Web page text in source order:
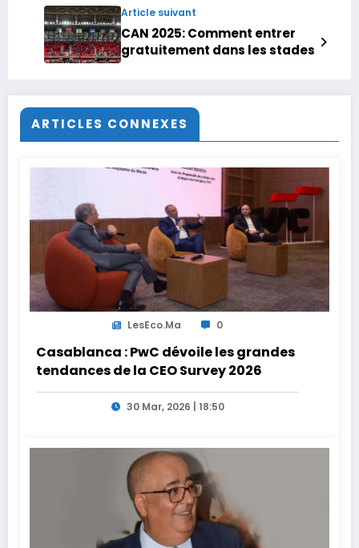
Article suivant
CAN 2025: Comment entrer
gratuitement dans les stades
ARTICLES CONNEXES
LesEco.ma 0
Casablanca : PwC dévoile les grandes
tendances de la CEO Survey 2026
30 Mar, 2026 | 18:50